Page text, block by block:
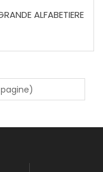
ALFABETIERE
pagine)